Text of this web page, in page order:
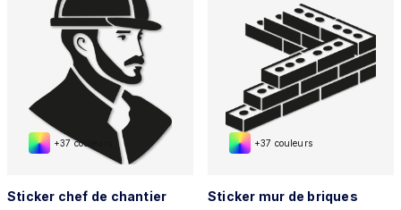
+37 couleurs
Sticker chef de chantier
+37 couleurs
Sticker mur de briques